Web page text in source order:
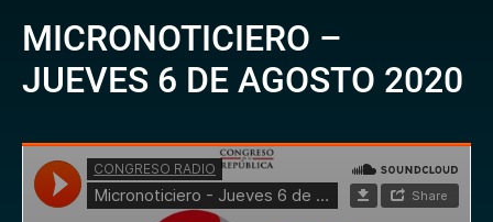
MICRONOTICIERO –
JUEVES 6 DE AGOSTO 2020